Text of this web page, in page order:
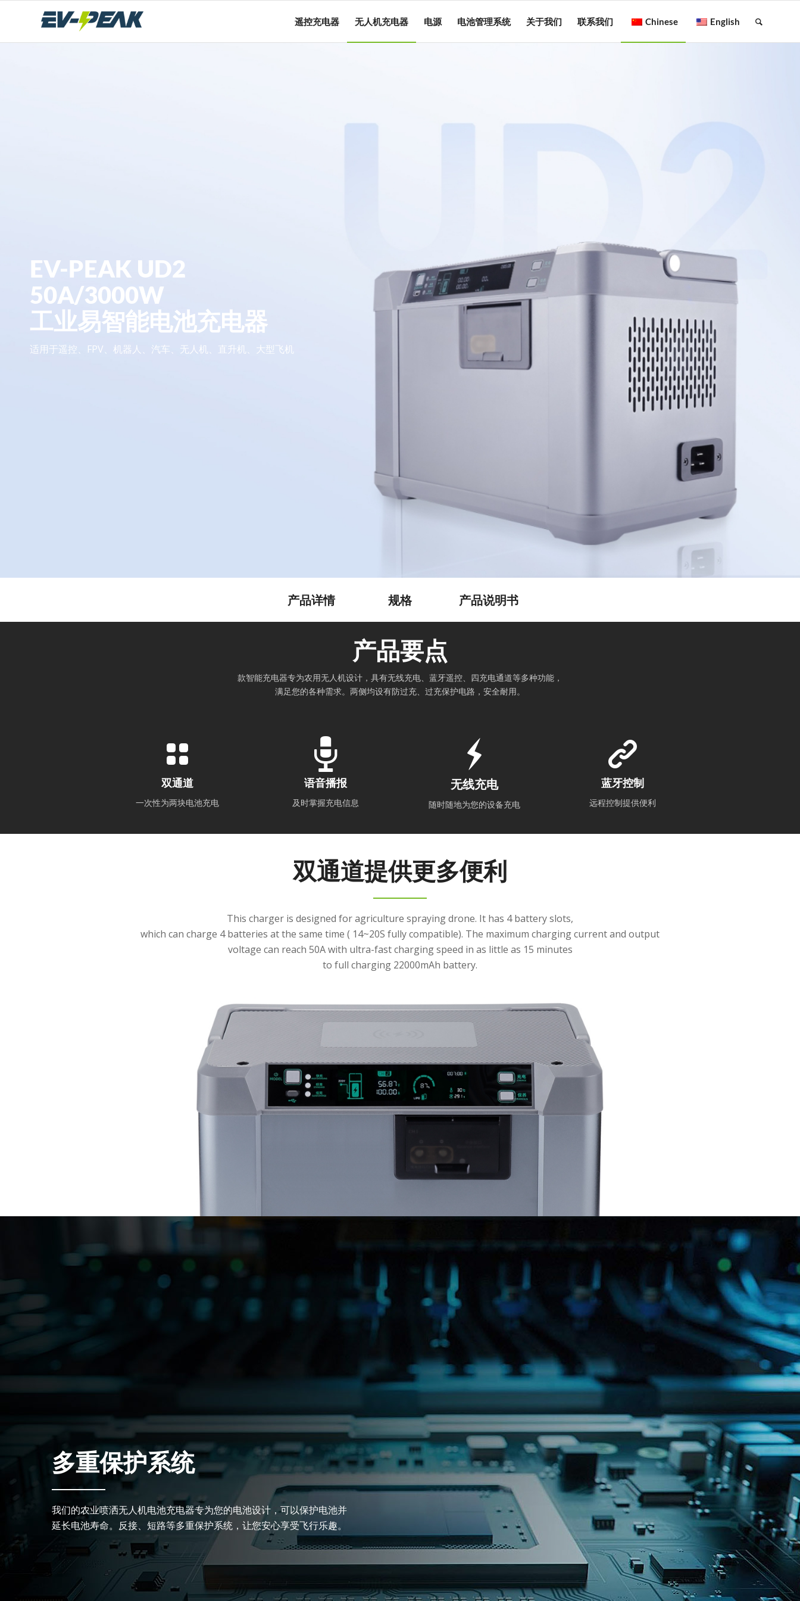
遥控充电器 无人机充电器 电源 电池管理系统 关于我们 联系我们 Chinese English
EV-PEAK UD2
50A/3000W
工业易智能电池充电器
适用于遥控、FPV、机器人、汽车、无人机、直升机、大型飞机
产品详情 规格 产品说明书
产品要点
款智能充电器专为农用无人机设计，具有无线充电、蓝牙遥控、四充电通道等多种功能，
满足您的各种需求。两侧均设有防过充、过充保护电路，安全耐用。
双通道
一次性为两块电池充电
语音播报
及时掌握充电信息
无线充电
随时随地为您的设备充电
蓝牙控制
远程控制提供便利
双通道提供更多便利
This charger is designed for agriculture spraying drone. It has 4 battery slots,
which can charge 4 batteries at the same time ( 14~20S fully compatible). The maximum charging current and output
voltage can reach 50A with ultra-fast charging speed in as little as 15 minutes
to full charging 22000mAh battery.
多重保护系统
我们的农业喷洒无人机电池充电器专为您的电池设计，可以保护电池并
延长电池寿命。反接、短路等多重保护系统，让您安心享受飞行乐趣。